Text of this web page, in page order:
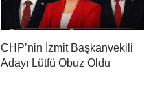
CHP’nin İzmit Başkanvekili
Adayı Lütfü Obuz Oldu